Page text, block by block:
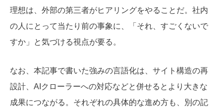
理想は、外部の第三者がヒアリングをやることだ。社内
の人にとって当たり前の事象に、「それ、すごくないで
すか」と気づける視点が要る。
なお、本記事で書いた強みの言語化は、サイト構造の再
設計、AIクローラーへの対応などと併せるとより大きな
成果につながる。それぞれの具体的な進め方も、別の記